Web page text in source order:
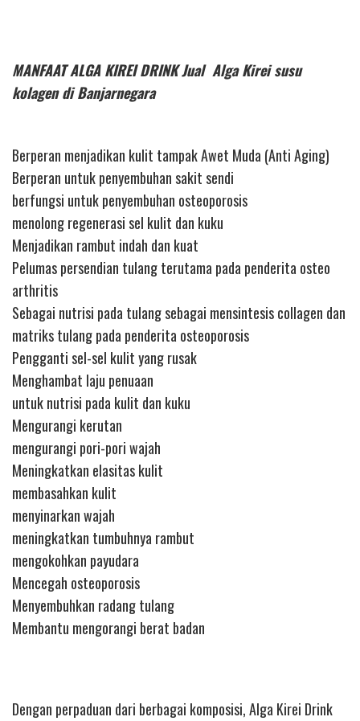
MANFAAT ALGA KIREI DRINK Jual Alga Kirei susu
kolagen di Banjarnegara
Berperan menjadikan kulit tampak Awet Muda (Anti Aging)
Berperan untuk penyembuhan sakit sendi
berfungsi untuk penyembuhan osteoporosis
menolong regenerasi sel kulit dan kuku
Menjadikan rambut indah dan kuat
Pelumas persendian tulang terutama pada penderita osteo
arthritis
Sebagai nutrisi pada tulang sebagai mensintesis collagen dan
matriks tulang pada penderita osteoporosis
Pengganti sel-sel kulit yang rusak
Menghambat laju penuaan
untuk nutrisi pada kulit dan kuku
Mengurangi kerutan
mengurangi pori-pori wajah
Meningkatkan elasitas kulit
membasahkan kulit
menyinarkan wajah
meningkatkan tumbuhnya rambut
mengokohkan payudara
Mencegah osteoporosis
Menyembuhkan radang tulang
Membantu mengorangi berat badan
Dengan perpaduan dari berbagai komposisi, Alga Kirei Drink